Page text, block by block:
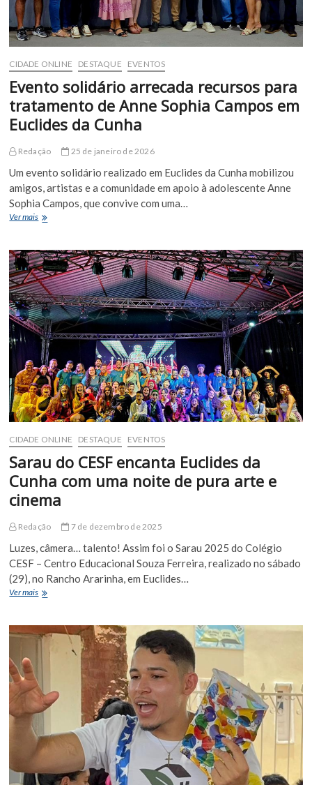
CIDADE ONLINE DESTAQUE EVENTOS
Evento solidário arrecada recursos para
tratamento de Anne Sophia Campos em
Euclides da Cunha
Redação 25 de janeiro de 2026
Um evento solidário realizado em Euclides da Cunha mobilizou
amigos, artistas e a comunidade em apoio à adolescente Anne
Sophia Campos, que convive com uma…
Ver maisEvento
recursos
para
tratamento
de
Anne
Sophia
Campos
em
Euclides
da
Cunha
CIDADE ONLINE DESTAQUE EVENTOS
Sarau do CESF encanta Euclides da
Cunha com uma noite de pura arte e
cinema
Redação 7 de dezembro de 2025
Luzes, câmera… talento! Assim foi o Sarau 2025 do Colégio
CESF – Centro Educacional Souza Ferreira, realizado no sábado
(29), no Rancho Ararinha, em Euclides…
Ver maisSarau
encanta
Euclides
uma
noite
arte
cinema